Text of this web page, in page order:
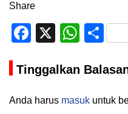
Share
Facebook
X
Tinggalkan
Anda harus masuk untuk